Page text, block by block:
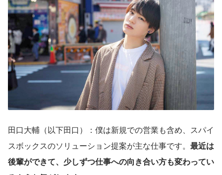
田口大輔（以下田口）：僕は新規での営業も含め、スパイ
スボックスのソリューション提案が主な仕事です。 最近は
後輩ができて、少しずつ仕事への向き合い方も変わってい